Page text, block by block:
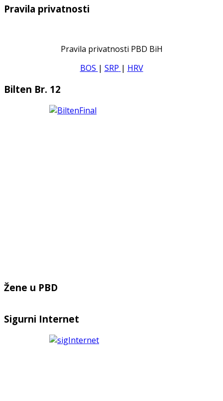
Pravila privatnosti
Pravila privatnosti PBD BiH
BOS | SRP | HRV
Bilten Br. 12
Žene u PBD
Sigurni Internet